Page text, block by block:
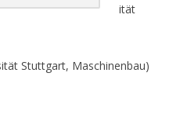
ität
Stuttgart, Maschinenbau)